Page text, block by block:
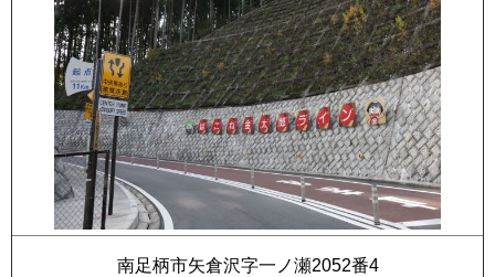
南足柄市矢倉沢字一ノ瀬2052番4